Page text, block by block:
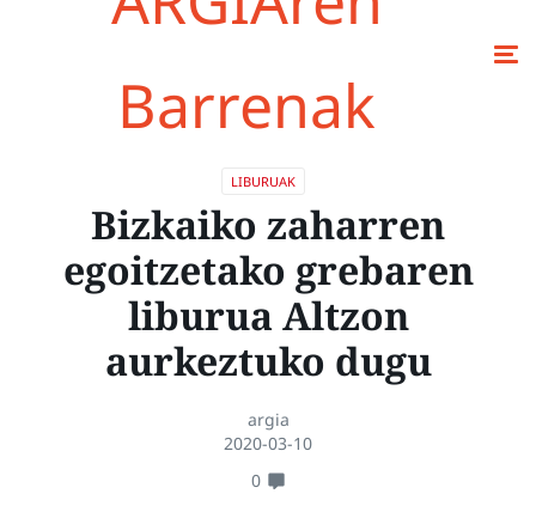
Barrenak
LIBURUAK
Bizkaiko zaharren
egoitzetako grebaren
liburua Altzon
aurkeztuko dugu
argia
2020-03-10
0